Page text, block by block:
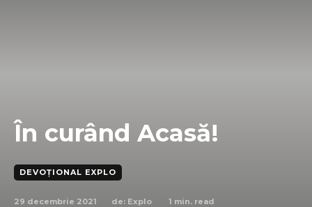
În curând Acasă!
DEVOȚIONAL EXPLO
29 decembrie 2021 de: Explo 1 min. read